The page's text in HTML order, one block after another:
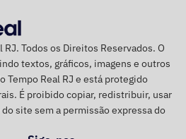
Todos os Direitos Reservados. O
textos, gráficos, imagens e outros
Tempo Real RJ e está protegido
É proibido copiar, redistribuir, usar
site sem a permissão expressa do